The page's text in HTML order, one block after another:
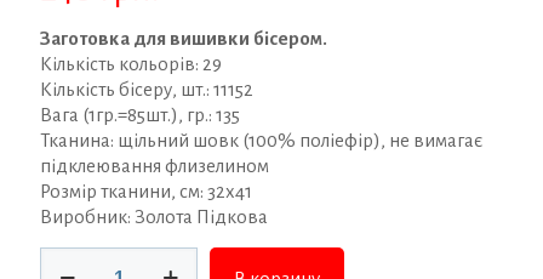
Заготовка для вишивки бісером.
Кількість кольорів: 29
Кількість бісеру, шт.: 11152
Вага (1гр.=85шт.), гр.: 135
Тканина: щільний шовк (100% поліефір), не вимагає
підклеювання флизелином
Розмір тканини, см: 32х41
Виробник: Золота Підкова